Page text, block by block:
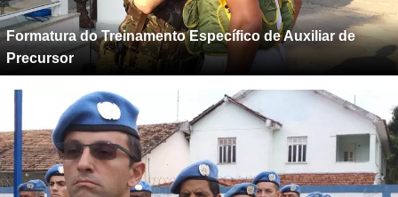
Formatura do Treinamento Específico de Auxiliar de
Precursor